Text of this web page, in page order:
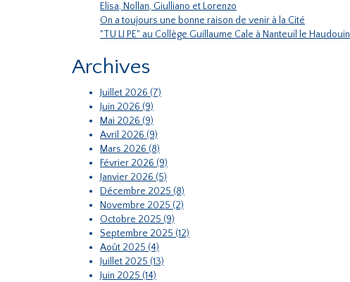
Elisa, Nollan, Giulliano et Lorenzo
On a toujours une bonne raison de venir à la Cité
"TU LI PE" au Collège Guillaume Cale à Nanteuil le Haudouin
Archives
Juillet 2026 (7)
Juin 2026 (9)
Mai 2026 (9)
Avril 2026 (9)
Mars 2026 (8)
Février 2026 (9)
Janvier 2026 (5)
Décembre 2025 (8)
Novembre 2025 (2)
Octobre 2025 (9)
Septembre 2025 (12)
Août 2025 (4)
Juillet 2025 (13)
Juin 2025 (14)